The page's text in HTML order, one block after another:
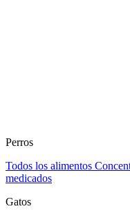
Perros
Todos los alimentos
medicados
Gatos